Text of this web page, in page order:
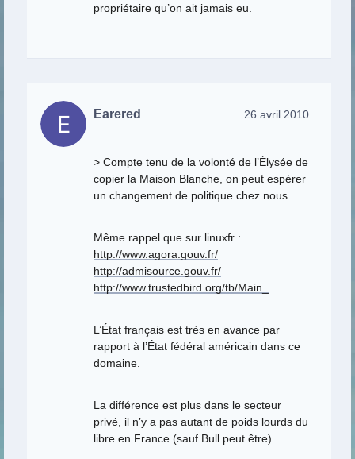
propriétaire qu’on ait jamais eu.
Earered 26 avril 2010
> Compte tenu de la volonté de l’Élysée de
copier la Maison Blanche, on peut espérer
un changement de politique chez nous.
Même rappel que sur linuxfr :
http://www.agora.gouv.fr/
http://admisource.gouv.fr/
http://www.trustedbird.org/tb/Main_
L’État français est très en avance par
rapport à l’État fédéral américain dans ce
domaine.
La différence est plus dans le secteur
privé, il n’y a pas autant de poids lourds du
libre en France (sauf Bull peut être).